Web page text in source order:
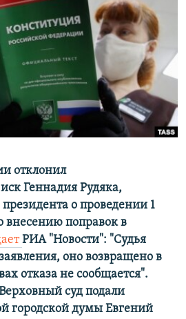
КРЫМА
отклонил
Геннадия Рудяка,
о проведении 1
внесению поправок в
РИА "Новости": "Судья
оно возвращено в
отказа не сообщается".
суд подали
городской думы Евгений